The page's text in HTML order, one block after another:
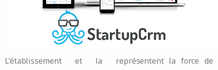
L’établissement et la
représentent la force de